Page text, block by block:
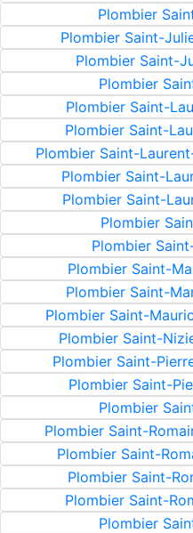
Plombier
Plombier Saint-
Plombier Saint-
Plombier
Plombier Saint-
Plombier Saint-
Plombier Saint-
Plombier Saint-
Plombier Saint-
Plombier
Plombier
Plombier Saint-
Plombier Saint-
Plombier Saint-
Plombier Saint-
Plombier Saint-
Plombier Saint-
Plombier
Plombier Saint-
Plombier Saint-
Plombier Saint-
Plombier Saint-
Plombier